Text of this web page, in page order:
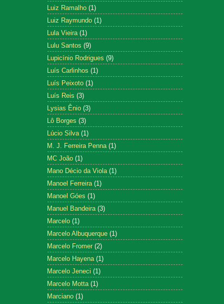
Luiz Ramalho (1)
Luiz Raymundo (1)
Lula Vieira (1)
Lulu Santos (9)
Lupicínio Rodrigues (9)
Luís Carlinhos (1)
Luís Peixoto (1)
Luís Reis (3)
Lysias Ênio (3)
Lô Borges (3)
Lúcio Silva (1)
M. J. Ferreira Penna (1)
MC João (1)
Mano Décio da Viola (1)
Manoel Ferreira (1)
Manoel Góes (1)
Manuel Bandeira (3)
Marcelo (1)
Marcelo Albuquerque (1)
Marcelo Fromer (2)
Marcelo Hayena (1)
Marcelo Jeneci (1)
Marcelo Motta (1)
Marciano (1)